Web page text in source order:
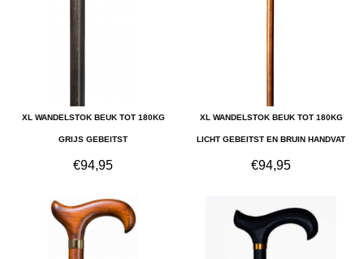
XL WANDELSTOK BEUK TOT 180KG
GRIJS GEBEITST
€94,95
XL WANDELSTOK BEUK TOT 180KG
LICHT GEBEITST EN BRUIN HANDVAT
€94,95